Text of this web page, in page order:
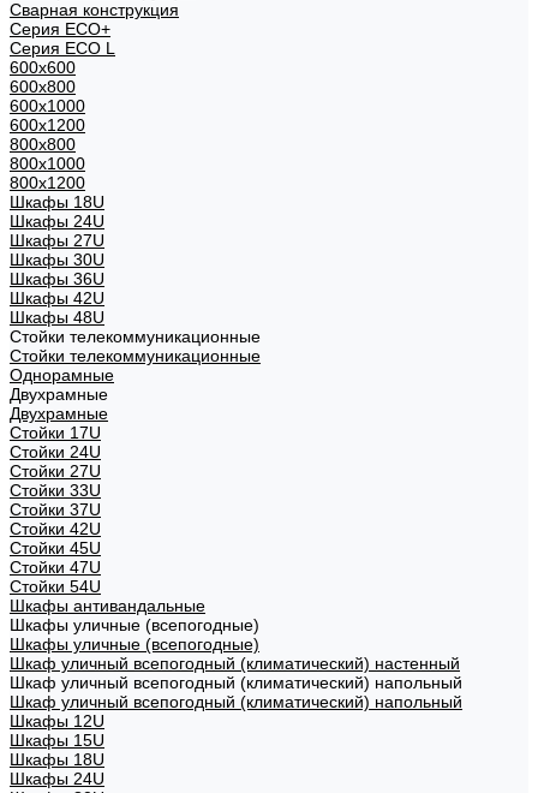
Сварная конструкция
Серия ECO+
Серия ECO L
600x600
600x800
600х1000
600х1200
800x800
800х1000
800х1200
Шкафы 18U
Шкафы 24U
Шкафы 27U
Шкафы 30U
Шкафы 36U
Шкафы 42U
Шкафы 48U
Стойки телекоммуникационные
Стойки телекоммуникационные
Однорамные
Двухрамные
Двухрамные
Стойки 17U
Стойки 24U
Стойки 27U
Стойки 33U
Стойки 37U
Стойки 42U
Стойки 45U
Стойки 47U
Стойки 54U
Шкафы антивандальные
Шкафы уличные (всепогодные)
Шкафы уличные (всепогодные)
Шкаф уличный всепогодный (климатический) настенный
Шкаф уличный всепогодный (климатический) напольный
Шкаф уличный всепогодный (климатический) напольный
Шкафы 12U
Шкафы 15U
Шкафы 18U
Шкафы 24U